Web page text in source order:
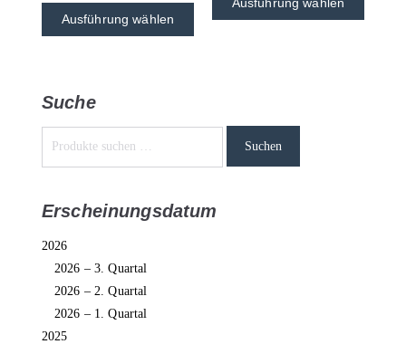
Ausführung wählen
Ausführung wählen
Suche
Suchen
Erscheinungsdatum
2026
2026 – 3. Quartal
2026 – 2. Quartal
2026 – 1. Quartal
2025